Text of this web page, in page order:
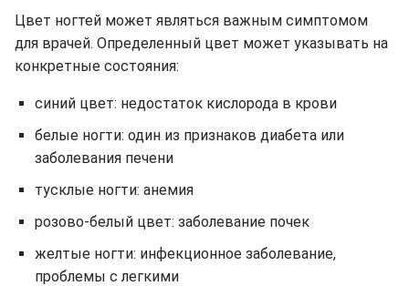
Цвет ногтей может являться важным симптомом
для врачей. Определенный цвет может указывать на
конкретные состояния:
синий цвет: недостаток кислорода в крови
белые ногти: один из признаков диабета или
заболевания печени
тусклые ногти: анемия
розово-белый цвет: заболевание почек
желтые ногти: инфекционное заболевание,
проблемы с легкими